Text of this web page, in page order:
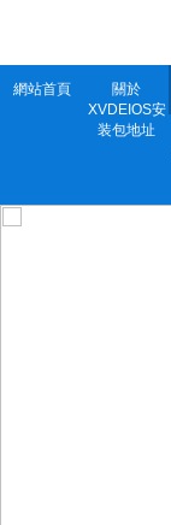
網站首頁
關於
XVDEIOS安
装包地址